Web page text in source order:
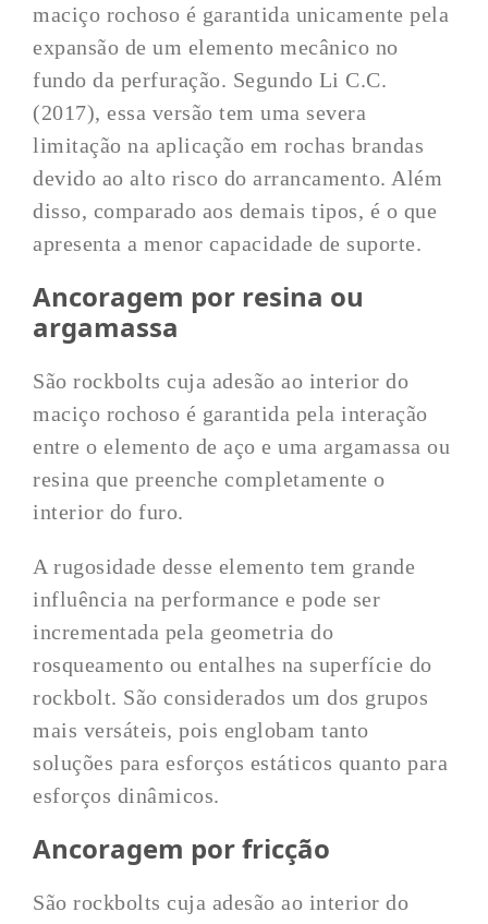
maciço rochoso é garantida unicamente pela
expansão de um elemento mecânico no
fundo da perfuração. Segundo Li C.C.
(2017), essa versão tem uma severa
limitação na aplicação em rochas brandas
devido ao alto risco do arrancamento. Além
disso, comparado aos demais tipos, é o que
apresenta a menor capacidade de suporte.
Ancoragem por resina ou
argamassa
São rockbolts cuja adesão ao interior do
maciço rochoso é garantida pela interação
entre o elemento de aço e uma argamassa ou
resina que preenche completamente o
interior do furo.
A rugosidade desse elemento tem grande
influência na performance e pode ser
incrementada pela geometria do
rosqueamento ou entalhes na superfície do
rockbolt. São considerados um dos grupos
mais versáteis, pois englobam tanto
soluções para esforços estáticos quanto para
esforços dinâmicos.
Ancoragem por fricção
São rockbolts cuja adesão ao interior do